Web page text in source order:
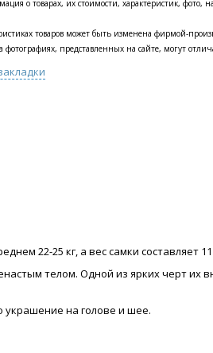
о товарах, их стоимости, характеристик, фото,
товаров может быть изменена фирмой-
фотографиях, представленных на сайте, могут
22-25 кг, а вес самки составляет 11
телом. Одной из ярких черт их
на голове и шее.